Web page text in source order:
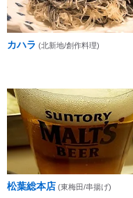
カハラ (北新地/創作料理)
松葉総本店 (東梅田/串揚げ)